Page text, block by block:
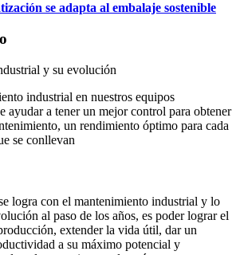
se adapta al embalaje sostenible
industrial en nuestros equipos
ayudar a tener un mejor control para obtener
un rendimiento óptimo para cada
se conllevan
logra con el mantenimiento industrial y lo
al paso de los años, es poder lograr el
extender la vida útil, dar un
a su máximo potencial y